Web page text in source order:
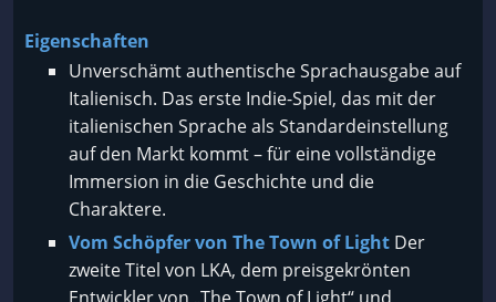
Eigenschaften
Unverschämt authentische Sprachausgabe auf
Italienisch. Das erste Indie-Spiel, das mit der
italienischen Sprache als Standardeinstellung
auf den Markt kommt – für eine vollständige
Immersion in die Geschichte und die
Charaktere.
Vom Schöpfer von The Town of Light Der
zweite Titel von LKA, dem preisgekrönten